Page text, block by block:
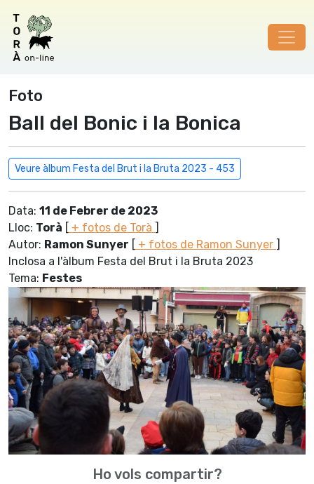
Foto
Ball del Bonic i la Bonica
Veure àlbum Festa del Brut i la Bruta 2023 - 453
Data: 11 de Febrer de 2023
Lloc: Torà [ + fotos de Torà ]
Autor: Ramon Sunyer [ + fotos de Ramon Sunyer ]
Inclosa a l'àlbum Festa del Brut i la Bruta 2023
Tema: Festes
Ho vols compartir?